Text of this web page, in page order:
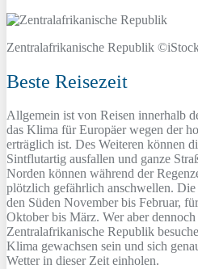
Zentralafrikanische Republik
Beste Reisezeit
Allgemein ist von Reisen innerhalb
das Klima für Europäer wegen der
erträglich ist. Des Weiteren können
Sintflutartig ausfallen und ganze
Norden können während der
plötzlich gefährlich anschwellen. Die
den Süden November bis Februar,
Oktober bis März. Wer aber
Zentralafrikanische Republik
Klima gewachsen sein und sich
Wetter in dieser Zeit einholen.